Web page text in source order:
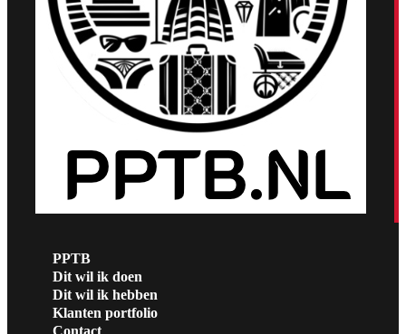
PPTB
Dit wil ik doen
Dit wil ik hebben
Klanten portfolio
Contact